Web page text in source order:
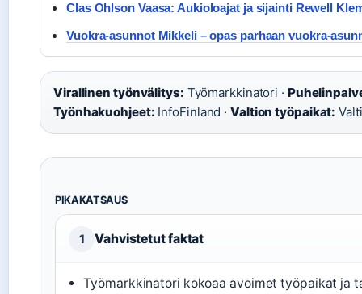
Clas Ohlson Vaasa: Aukioloajat ja sijainti Rewell
Vuokra-asunnot Mikkeli – opas parhaan vuokra-
Virallinen työnvälitys: Työmarkkinatori ·
Työnhakuohjeet: InfoFinland · Valtion työpaikat:
PIKAKATSAUS
1 Vahvistetut faktat
Työmarkkinatori kokoaa avoimet työpaikat ja